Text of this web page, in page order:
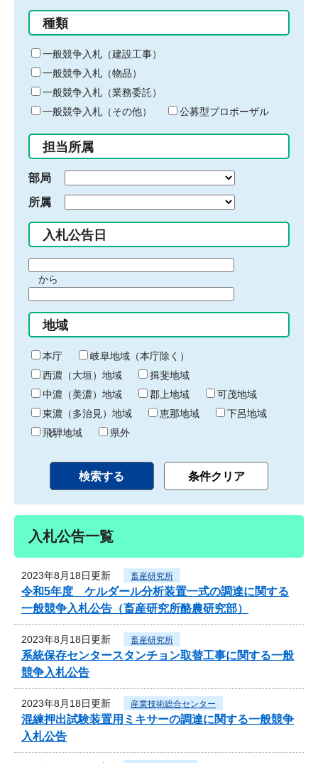
る
キ
ー
ワ
ー
ド
入
力
種類
一般競争入札（建設工事）
一般競争入札（物品）
一般競争入札（業務委託）
一般競争入札（その他）
公募型プロポーザル
担当所属
部局
所属
入札公告日
間
始
り
から
間
終
わ
り
地域
本庁
岐阜地域（本庁除く）
西濃（大垣）地域
揖斐地域
中濃（美濃）地域
郡上地域
可茂地域
東濃（多治見）地域
恵那地域
下呂地域
飛騨地域
県外
入札公告一覧
2023年8月18日更新 畜産研究所
令和5年度 ケルダール分析装置一式の調達に関する
一般競争入札公告（畜産研究所酪農研究部）
2023年8月18日更新 畜産研究所
系統保存センタースタンチョン取替工事に関する一般
競争入札公告
2023年8月18日更新 産業技術総合センター
混練押出試験装置用ミキサーの調達に関する一般競争
入札公告